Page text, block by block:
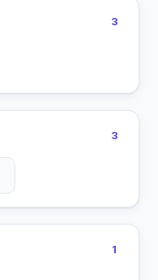
3
3
1